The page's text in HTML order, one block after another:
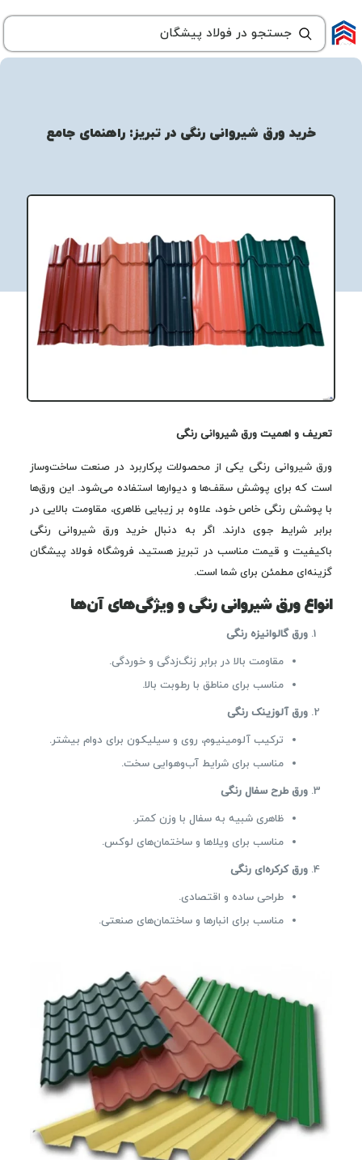
خرید ورق شیروانی رنگی در تبریز: راهنمای جامع
تعریف و اهمیت ورق شیروانی رنگی
ورق شیروانی رنگی یکی از محصولات پرکاربرد در صنعت ساخت‌وساز
است که برای پوشش سقف‌ها و دیوارها استفاده می‌شود. این ورق‌ها
با پوشش رنگی خاص خود، علاوه بر زیبایی ظاهری، مقاومت بالایی در
برابر شرایط جوی دارند. اگر به دنبال خرید ورق شیروانی رنگی
باکیفیت و قیمت مناسب در تبریز هستید، فروشگاه فولاد پیشگان
گزینه‌ای مطمئن برای شما است.
انواع ورق شیروانی رنگی و ویژگی‌های آن‌ها
ورق گالوانیزه رنگی
مقاومت بالا در برابر زنگ‌زدگی و خوردگی.
مناسب برای مناطق با رطوبت بالا.
ورق آلوزینک رنگی
ترکیب آلومینیوم، روی و سیلیکون برای دوام بیشتر.
مناسب برای شرایط آب‌وهوایی سخت.
ورق طرح سفال رنگی
ظاهری شبیه به سفال با وزن کمتر.
مناسب برای ویلاها و ساختمان‌های لوکس.
ورق کرکره‌ای رنگی
طراحی ساده و اقتصادی.
مناسب برای انبارها و ساختمان‌های صنعتی.